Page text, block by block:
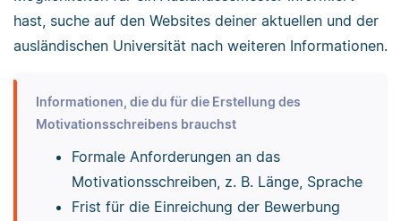
hast, suche auf den Websites deiner aktuellen und der
ausländischen Universität nach weiteren Informationen.
Informationen, die du für die Erstellung des
Motivationsschreibens brauchst
Formale Anforderungen an das
Motivationsschreiben, z. B. Länge, Sprache
Frist für die Einreichung der Bewerbung